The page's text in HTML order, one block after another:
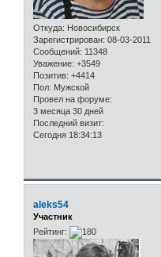
Откуда: Новосибирск
Зарегистрирован: 08-03-2011
Сообщений: 11348
Уважение: +3549
Позитив: +4414
Пол: Мужской
Провел на форуме:
3 месяца 30 дней
Последний визит:
Сегодня 18:34:13
aleks54
Участник
Рейтинг: